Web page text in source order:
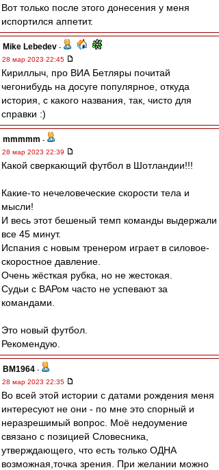
Вот только после этого донесения у меня
испортился аппетит.
Mike Lebedev -
28 мар 2023 22:45
Кириллыч, про ВИА Бетляры почитай
чегонибудь на досуге популярное, откуда
история, с какого названия, так, чисто для
справки :)
mmmmm -
28 мар 2023 22:39
Какой сверкающий футбол в Шотландии!!!
Какие-то нечеловеческие скорости тела и
мысли!
И весь этот бешеный темп команды выдержали
все 45 минут.
Испания с новым тренером играет в силовое-
скоростное давление.
Очень жёсткая рубка, но не жестокая.
Судьи с ВАРом часто не успевают за
командами.
Это новый футбол.
Рекомендую.
BM1964 -
28 мар 2023 22:35
Во всей этой истории с датами рождения меня
интересуют не они - по мне это спорный и
неразрешимый вопрос. Моё недоумение
связано с позицией Словесника,
утверждающего, что есть только ОДНА
возможная,точка зрения. При желании можно